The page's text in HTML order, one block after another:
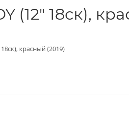
(12" 18ск),
красный (2019)